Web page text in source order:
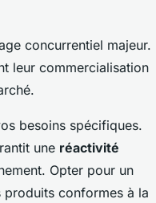
concurrentiel majeur.
leur commercialisation
besoins spécifiques.
une réactivité
Opter pour un
conformes à la